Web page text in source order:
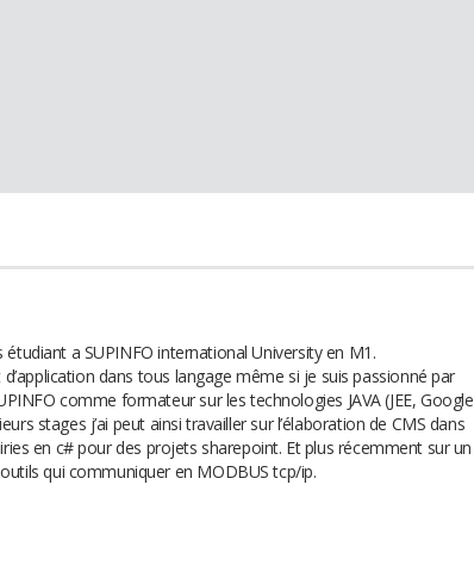
étudiant a SUPINFO international University en M1.
dans tous langage même si je suis passionné par
comme formateur sur les technologies JAVA (JEE, Google
stages j’ai peut ainsi travailler sur l’élaboration de CMS dans
en c# pour des projets sharepoint. Et plus récemment sur un
qui communiquer en MODBUS tcp/ip.